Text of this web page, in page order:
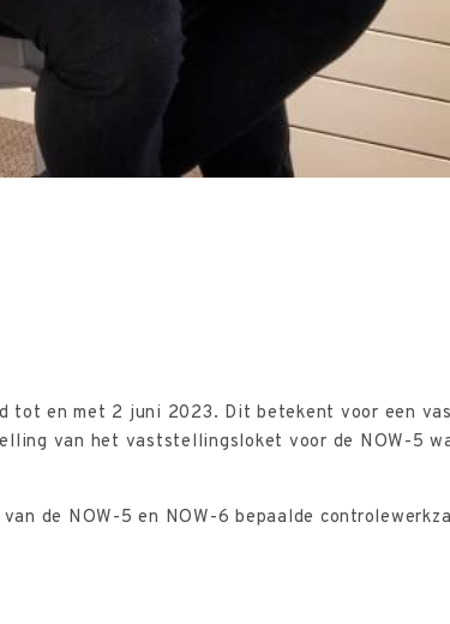
tot en met 2 juni 2023. Dit betekent voor een
van het vaststellingsloket voor de NOW-5
de NOW-5 en NOW-6 bepaalde